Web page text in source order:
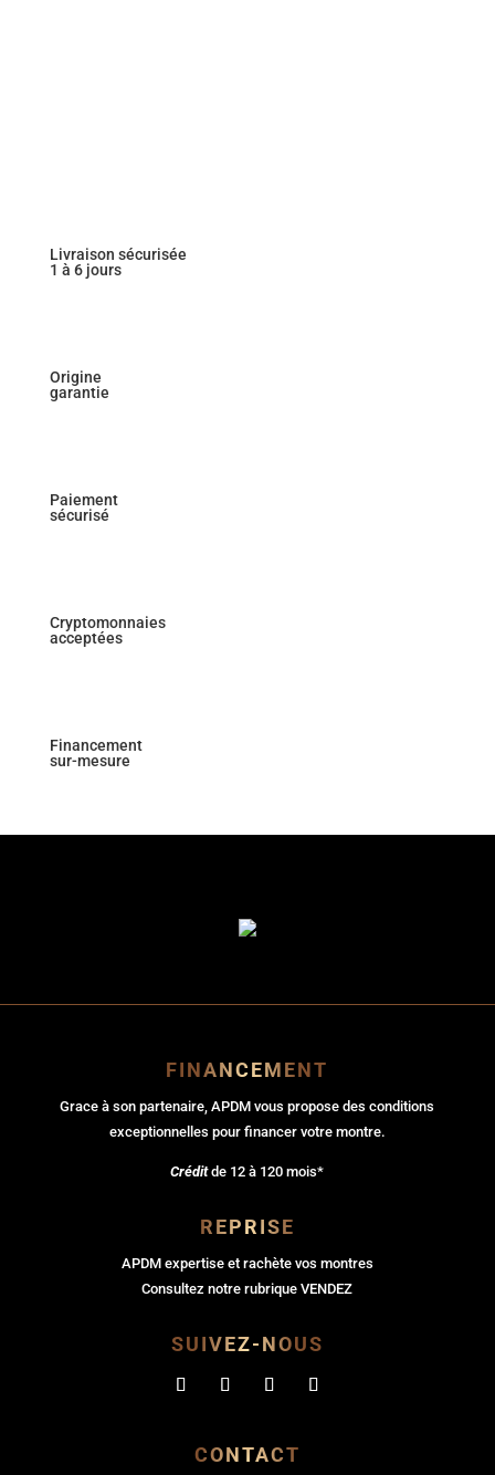
Livraison sécurisée
1 à 6 jours
Origine
garantie
Paiement
sécurisé
Cryptomonnaies
acceptées
Financement
sur-mesure
FINANCEMENT
Grace à son partenaire, APDM vous propose des conditions
exceptionnelles pour financer votre montre.
Créditde 12 à 120 mois*
REPRISE
APDM expertise et rachète vos montres
Consultez notre rubrique VENDEZ
SUIVEZ-NOUS
CONTACT